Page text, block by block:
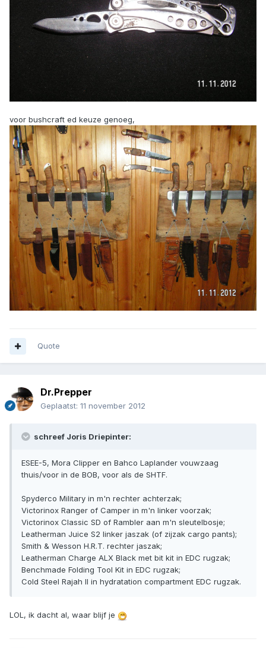
voor bushcraft ed keuze genoeg,
Quote
Dr.Prepper
Geplaatst: 11 november 2012
schreef Joris Driepinter:
ESEE-5, Mora Clipper en Bahco Laplander vouwzaag
thuis/voor in de BOB, voor als de SHTF.
Spyderco Military in m'n rechter achterzak;
Victorinox Ranger of Camper in m'n linker voorzak;
Victorinox Classic SD of Rambler aan m'n sleutelbosje;
Leatherman Juice S2 linker jaszak (of zijzak cargo pants);
Smith & Wesson H.R.T. rechter jaszak;
Leatherman Charge ALX Black met bit kit in EDC rugzak;
Benchmade Folding Tool Kit in EDC rugzak;
Cold Steel Rajah II in hydratation compartment EDC rugzak.
LOL, ik dacht al, waar blijf je